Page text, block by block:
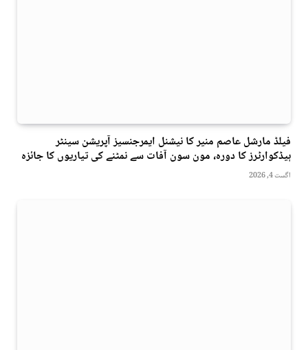
فیلڈ مارشل عاصم منیر کا نیشنل ایمرجنسیز آپریشن سینٹر
ہیڈکوارٹرز کا دورہ، مون سون آفات سے نمٹنے کی تیاریوں کا جائزہ
اگست 4, 2026